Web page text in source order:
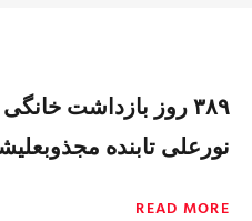
۳۸۹ روز بازداشت
نورعلی تابنده
READ MORE